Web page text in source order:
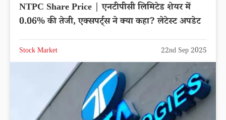
NTPC Share Price | एनटीपीसी लिमिटेड शेयर में
0.06% की तेजी, एक्सपर्ट्स ने क्या कहा? लेटेस्ट अपडेट
Stock Market 22nd Sep 2025